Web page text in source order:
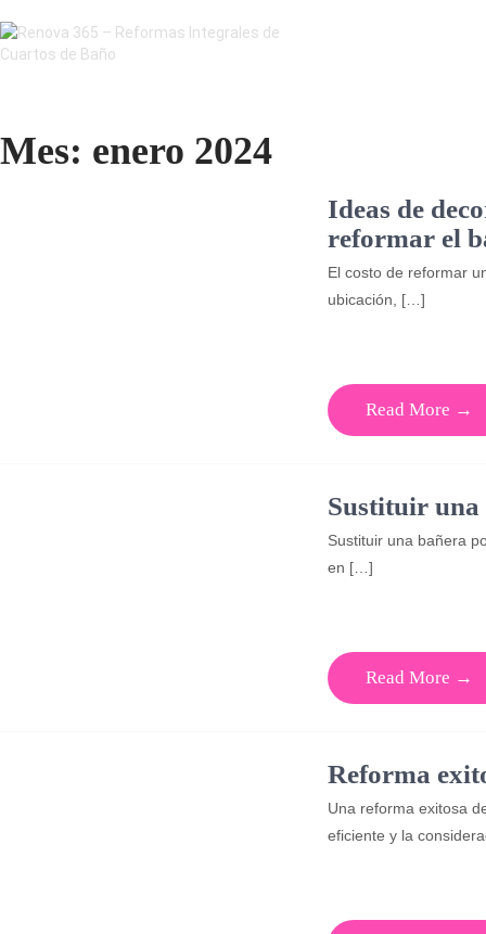
Mes: enero 2024
Ideas de
reformar el
El costo de reformar
ubicación, […]
Read More →
Sustituir una
Sustituir una bañera
en […]
Read More →
Reforma
Una reforma exitosa
eficiente y la